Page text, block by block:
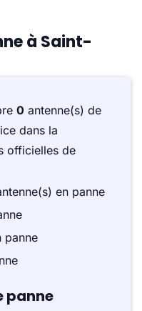
à Saint-
0 antenne(s) de
dans la
officielles de
en panne
panne
panne